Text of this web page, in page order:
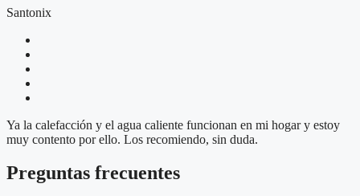
Santonix
Ya la calefacción y el agua caliente funcionan en mi hogar y estoy
muy contento por ello. Los recomiendo, sin duda.
Preguntas frecuentes